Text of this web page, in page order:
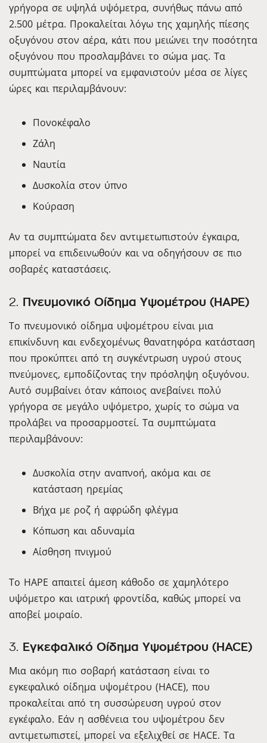
γρήγορα σε υψηλά υψόμετρα, συνήθως πάνω από
2.500 μέτρα. Προκαλείται λόγω της χαμηλής πίεσης
οξυγόνου στον αέρα, κάτι που μειώνει την ποσότητα
οξυγόνου που προσλαμβάνει το σώμα μας. Τα
συμπτώματα μπορεί να εμφανιστούν μέσα σε λίγες
ώρες και περιλαμβάνουν:
Πονοκέφαλο
Ζάλη
Ναυτία
Δυσκολία στον ύπνο
Κούραση
Αν τα συμπτώματα δεν αντιμετωπιστούν έγκαιρα,
μπορεί να επιδεινωθούν και να οδηγήσουν σε πιο
σοβαρές καταστάσεις.
2. Πνευμονικό Οίδημα Υψομέτρου (HAPE)
Το πνευμονικό οίδημα υψομέτρου είναι μια
επικίνδυνη και ενδεχομένως θανατηφόρα κατάσταση
που προκύπτει από τη συγκέντρωση υγρού στους
πνεύμονες, εμποδίζοντας την πρόσληψη οξυγόνου.
Αυτό συμβαίνει όταν κάποιος ανεβαίνει πολύ
γρήγορα σε μεγάλο υψόμετρο, χωρίς το σώμα να
προλάβει να προσαρμοστεί. Τα συμπτώματα
περιλαμβάνουν:
Δυσκολία στην αναπνοή, ακόμα και σε
κατάσταση ηρεμίας
Βήχα με ροζ ή αφρώδη φλέγμα
Κόπωση και αδυναμία
Αίσθηση πνιγμού
Το HAPE απαιτεί άμεση κάθοδο σε χαμηλότερο
υψόμετρο και ιατρική φροντίδα, καθώς μπορεί να
αποβεί μοιραίο.
3. Εγκεφαλικό Οίδημα Υψομέτρου (HACE)
Μια ακόμη πιο σοβαρή κατάσταση είναι το
εγκεφαλικό οίδημα υψομέτρου (HACE), που
προκαλείται από τη συσσώρευση υγρού στον
εγκέφαλο. Εάν η ασθένεια του υψομέτρου δεν
αντιμετωπιστεί, μπορεί να εξελιχθεί σε HACE. Τα